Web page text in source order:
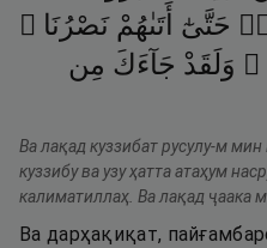
حَتَّىٰٓ أَتَىٰهُمْ نَصْرُنَا ۚ
وَلَقَدْ جَآءَكَ مِن
Ва лақад куззибат русулу-м
куззибу ва узу ҳатта атаҳум
калиматиллаҳ. Ва лақад ҷаака
Ва дарҳақиқат,